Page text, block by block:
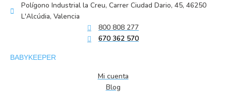
Polígono Industrial la Creu, Carrer Ciudad Dario, 45, 46250
L'Alcúdia, Valencia
800 808 277
670 362 570
BABYKEEPER
Mi cuenta
Blog